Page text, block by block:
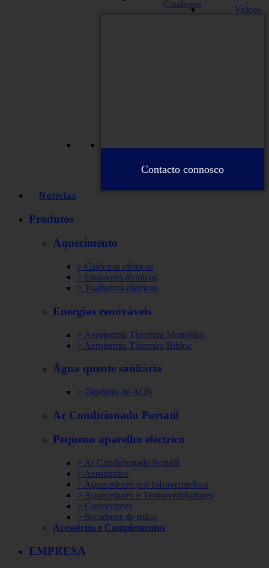
Catálogos
Videos
Contacto connosco
Notícias
Produtos
Aquecimento
> Caldeiras elétricas
> Emissores térmicos
> Toalheiros elétricos
Energias renováveis
> Aerotermia Thermira Monobloc
> Aerotermia Thermira Bibloc
Água quente sanitária
> Depósito de AQS
Ar Condicionado Portatil
Pequeno aparelho eléctrico
> Ar Condicionado Portátil
> Aerotermos
> Aquecedores por Infravermelhos
> Aquecedores e Termoventiladores
> Convectores
> Secadores de mãos
Acessórios e Complementos
EMPRESA